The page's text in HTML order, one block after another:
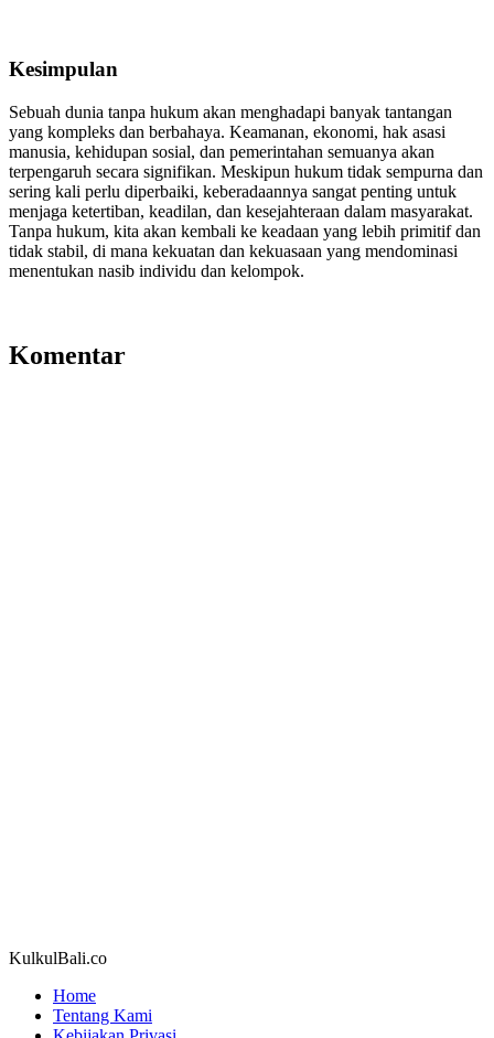
Kesimpulan
Sebuah dunia tanpa hukum akan menghadapi banyak tantangan
yang kompleks dan berbahaya. Keamanan, ekonomi, hak asasi
manusia, kehidupan sosial, dan pemerintahan semuanya akan
terpengaruh secara signifikan. Meskipun hukum tidak sempurna dan
sering kali perlu diperbaiki, keberadaannya sangat penting untuk
menjaga ketertiban, keadilan, dan kesejahteraan dalam masyarakat.
Tanpa hukum, kita akan kembali ke keadaan yang lebih primitif dan
tidak stabil, di mana kekuatan dan kekuasaan yang mendominasi
menentukan nasib individu dan kelompok.
Komentar
KulkulBali.co
Home
Tentang Kami